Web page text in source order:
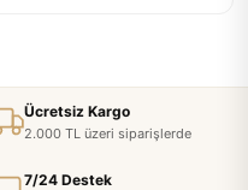
Ücretsiz Kargo
2.000 TL üzeri siparişlerde
7/24 Destek